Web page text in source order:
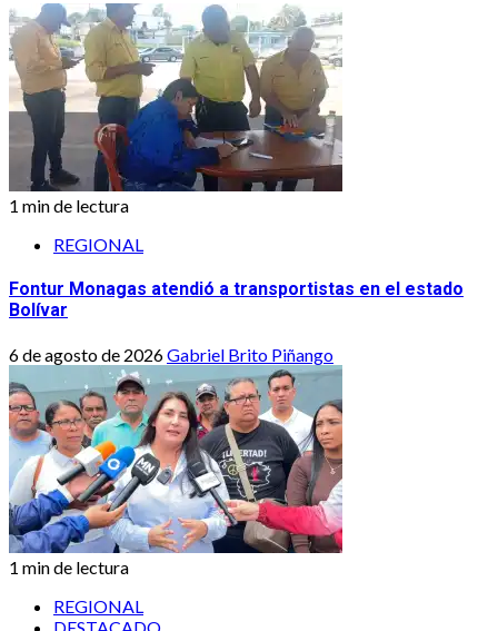
1 min de lectura
REGIONAL
Fontur Monagas atendió a transportistas en el estado
Bolívar
6 de agosto de 2026Gabriel Brito Piñango
1 min de lectura
REGIONAL